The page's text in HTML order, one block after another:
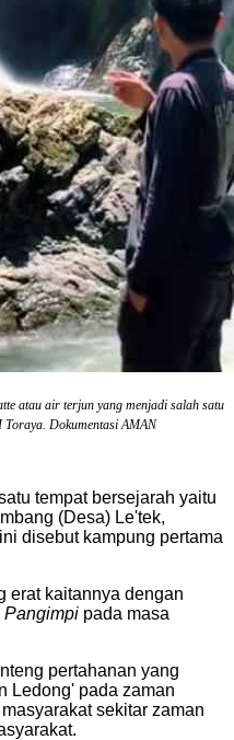
atau air terjun yang menjadi salah satu
Dokumentasi AMAN
tempat bersejarah yaitu
(Desa) Le'tek,
disebut kampung pertama
erat kaitannya dengan
Pangimpi pada masa
pertahanan yang
Ledong' pada zaman
sekitar zaman